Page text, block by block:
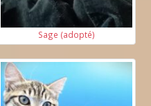
Sage (adopté)